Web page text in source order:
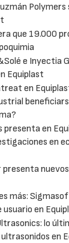
Polymers
que 19.000
e Inyectia
Equiplast
en
presenta en
en
presenta
más:
en
lo
en